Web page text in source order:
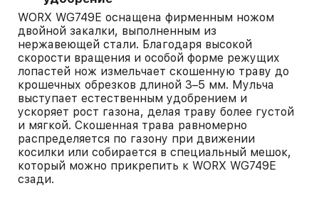
WORX WG749E оснащена фирменным ножом
двойной закалки, выполненным из
нержавеющей стали. Благодаря высокой
скорости вращения и особой форме режущих
лопастей нож измельчает скошенную траву до
крошечных обрезков длиной 3–5 мм. Мульча
выступает естественным удобрением и
ускоряет рост газона, делая траву более густой
и мягкой. Скошенная трава равномерно
распределяется по газону при движении
косилки или собирается в специальный мешок,
который можно прикрепить к WORX WG749E
сзади.